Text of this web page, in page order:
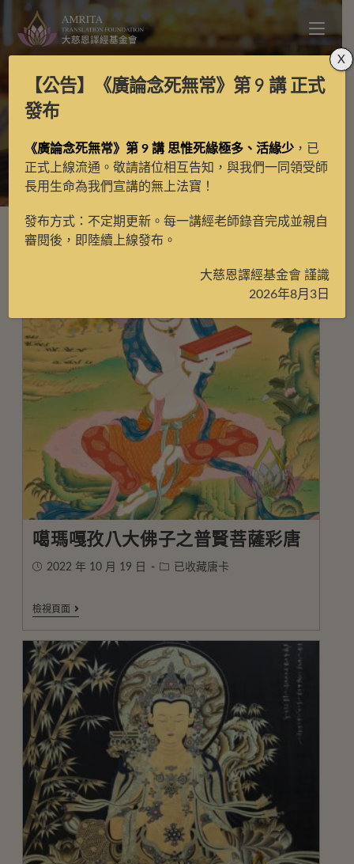
> 普賢菩薩
噶瑪嘎孜八大佛子之普賢菩薩彩唐
2022 年 10 月 19 日 已收藏唐卡
檢視頁面
【公告】 《廣論念死無常》第 9 講正式
發布
《廣論念死無常》第 9 講 思惟死緣極多、活緣少 ，已
正式上線流通。敬請諸位相互告知，與我們一同領受師
長用生命為我們宣講的無上法寶！
發布方式：不定期更新。每一講經老師錄音完成並親自
審閱後，即陸續上線發布。
大慈恩譯經基金會 謹識
2026年8月3日
X